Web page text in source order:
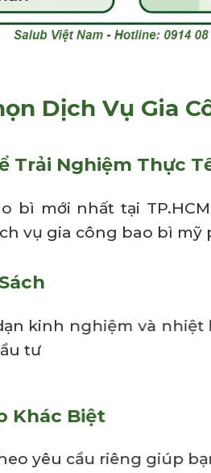
Dịch Vụ Gia
Trải Nghiệm Thực
bì mới nhất tại
vụ gia công bao bì mỹ
kinh nghiệm và
tư
Khác Biệt
yêu cầu riêng giúp